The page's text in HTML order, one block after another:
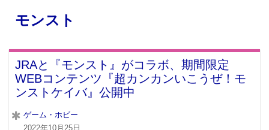
モンスト
JRAと『モンスト』がコラボ、期間限定
WEBコンテンツ『超カンカンいこうぜ！モ
ンストケイバ』公開中
ゲーム・ホビー
2022年10月25日